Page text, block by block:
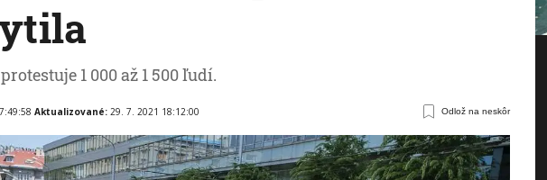
1 000 až 1 500 ľudí.
Aktualizované: 29. 7. 2021 18:12:00 Odlož na neskôr